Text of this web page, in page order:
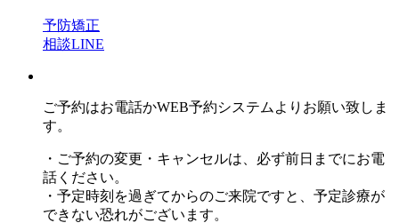
予防矯正
相談LINE
ご予約はお電話かWEB予約システムよりお願い致しま
す。
・ご予約の変更・キャンセルは、必ず前日までにお電
話ください。
・予定時刻を過ぎてからのご来院ですと、予定診療が
できない恐れがございます。